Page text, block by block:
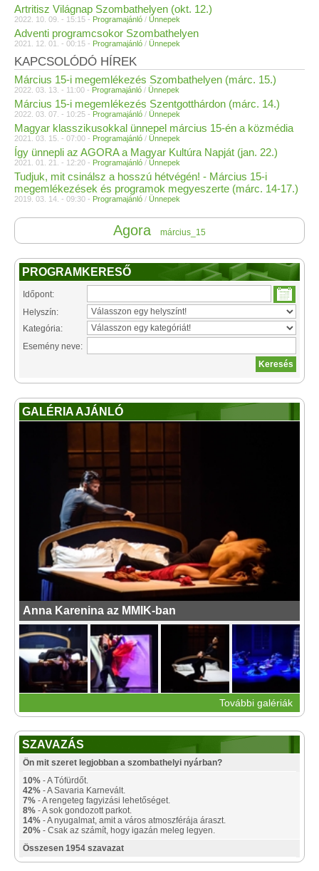
Artritisz Világnap Szombathelyen (okt. 12.)
2022. 10. 09. - 15:15 - Programajánló / Ünnepek
Adventi programcsokor Szombathelyen
2021. 12. 01. - 00:15 - Programajánló / Ünnepek
KAPCSOLÓDÓ HÍREK
Március 15-i megemlékezés Szombathelyen (márc. 15.)
2022. 03. 13. - 11:00 - Programajánló / Ünnepek
Március 15-i megemlékezés Szentgotthárdon (márc. 14.)
2022. 03. 07. - 10:25 - Programajánló / Ünnepek
Magyar klasszikusokkal ünnepel március 15-én a közmédia
2021. 03. 15. - 07:00 - Programajánló / Ünnepek
Így ünnepli az AGORA a Magyar Kultúra Napját (jan. 22.)
2021. 01. 21. - 12:20 - Programajánló / Ünnepek
Tudjuk, mit csinálsz a hosszú hétvégén! - Március 15-i
megemlékezések és programok megyeszerte (márc. 14-17.)
2019. 03. 14. - 09:30 - Programajánló / Ünnepek
Agora március_15
PROGRAMKERESŐ
Időpont:
Helyszín:
Kategória:
Esemény neve:
GALÉRIA AJÁNLÓ
Anna Karenina az MMIK-ban
További galériák
SZAVAZÁS
Ön mit szeret legjobban a szombathelyi nyárban?
10% - A Tófürdőt.
42% - A Savaria Karnevált.
7% - A rengeteg fagyizási lehetőséget.
8% - A sok gondozott parkot.
14% - A nyugalmat, amit a város atmoszférája áraszt.
20% - Csak az számít, hogy igazán meleg legyen.
Összesen 1954 szavazat